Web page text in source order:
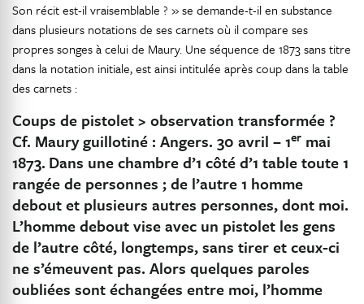
Son récit est-il vraisemblable ? » se demande-t-il en substance
dans plusieurs notations de ses carnets où il compare ses
propres songes à celui de Maury. Une séquence de 1873 sans titre
dans la notation initiale, est ainsi intitulée après coup dans la table
des carnets :
Coups de pistolet > observation transformée ?
Cf. Maury guillotiné : Angers. 30 avril – 1er mai
1873. Dans une chambre d’1 côté d’1 table toute 1
rangée de personnes ; de l’autre 1 homme
debout et plusieurs autres personnes, dont moi.
L’homme debout vise avec un pistolet les gens
de l’autre côté, longtemps, sans tirer et ceux-ci
ne s’émeuvent pas. Alors quelques paroles
oubliées sont échangées entre moi, l’homme